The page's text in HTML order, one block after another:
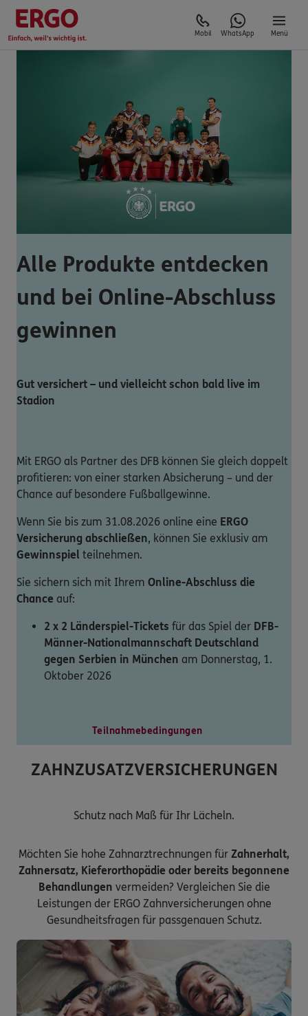
Mobil WhatsApp Menü
Alle Produkte entdecken
und bei Online-Abschluss
gewinnen
Gut versichert – und vielleicht schon bald live im
Stadion
Mit ERGO als Partner des DFB können Sie gleich doppelt
profitieren: von einer starken Absicherung – und der
Chance auf besondere Fußballgewinne.
Wenn Sie bis zum 31.08.2026 online eine ERGO
Versicherung abschließen, können Sie exklusiv am
Gewinnspiel teilnehmen.
Sie sichern sich mit Ihrem Online-Abschluss die
Chance auf:
2 x 2 Länderspiel-Tickets für das Spiel der DFB-
Männer-Nationalmannschaft Deutschland
gegen Serbien in München am Donnerstag, 1.
Oktober 2026
Teilnahmebedingungen
ZAHNZUSATZVERSICHERUNGEN
Schutz nach Maß für Ihr Lächeln.
Möchten Sie hohe Zahnarztrechnungen für Zahnerhalt,
Zahnersatz, Kieferorthopädie oder bereits begonnene
Behandlungen vermeiden? Vergleichen Sie die
Leistungen der ERGO Zahnversicherungen ohne
Gesundheitsfragen für passgenauen Schutz.